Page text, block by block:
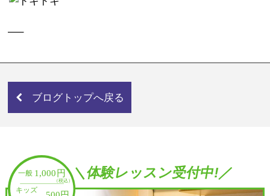
—–
ブログトップへ戻る
＼体験レッスン受付中!／